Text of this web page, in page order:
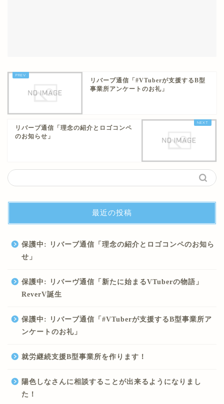
リバーブ通信「#VTuberが支援するB型
事業所アンケートのお礼」
リバーブ通信「理念の紹介とロゴコンペ
のお知らせ」
最近の投稿
保護中: リバーブ通信「理念の紹介とロゴコンペのお知ら
せ」
保護中: リバーヴ通信「新たに始まるVTuberの物語」
ReverV誕生
保護中: リバーブ通信「#VTuberが支援するB型事業所ア
ンケートのお礼」
就労継続支援B型事業所を作ります！
陽色しなさんに相談することが出来るようになりまし
た！